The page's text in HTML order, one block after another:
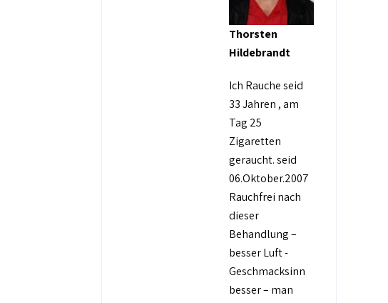
Thorsten
Hildebrandt
Ich Rauche seid
33 Jahren , am
Tag 25
Zigaretten
geraucht. seid
06.Oktober.2007
Rauchfrei nach
dieser
Behandlung –
besser Luft -
Geschmacksinn
besser – man